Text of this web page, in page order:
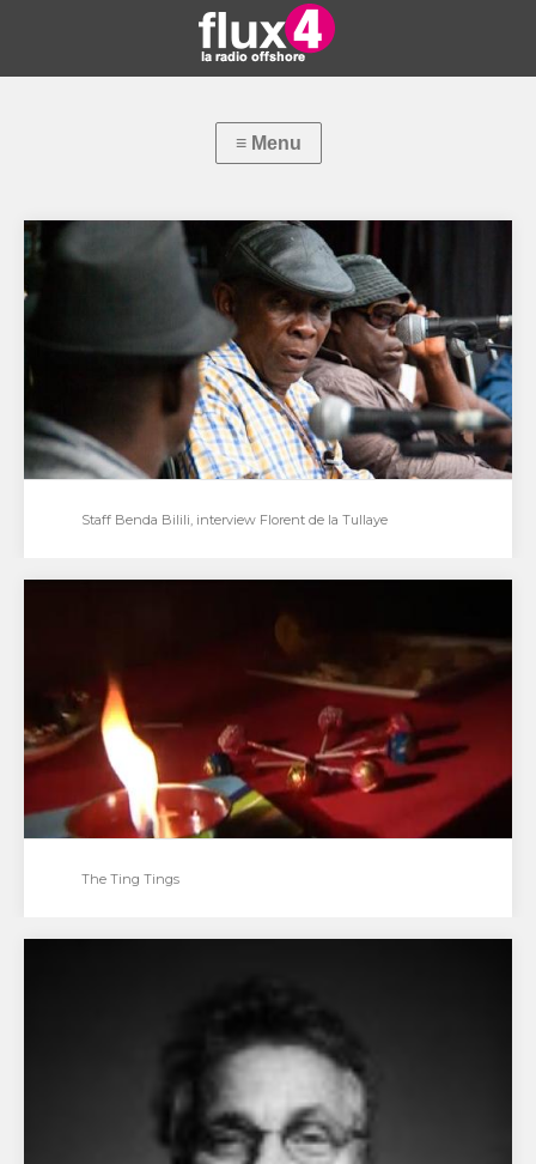
Rencontre avec Florent de la Tullaye, co-réalisateur
du film "Benda Bilili" consacré au groupe Staff…
Staff Benda Bilili, interview Florent de la Tullaye
Par Emmanuel Abela, Yves Brua, Mathieu Rolin,
Gabriel Goubet 05/07/09 The Ting Ting, interview aux
The Ting Tings